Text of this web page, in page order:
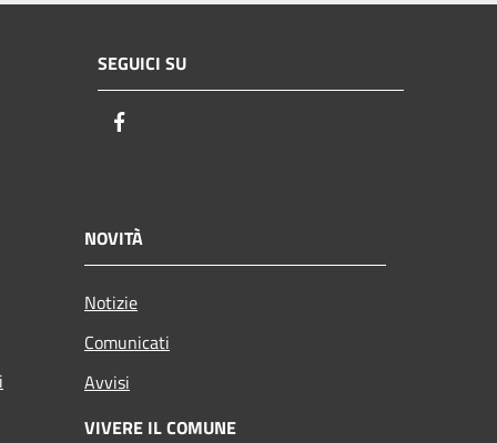
SEGUICI SU
NOVITÀ
Notizie
Comunicati
Avvisi
VIVERE IL COMUNE